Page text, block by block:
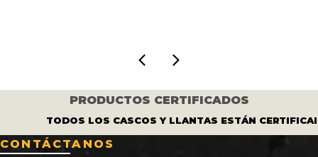
PRODUCTOS CERTIFICADOS
TODOS LOS CASCOS Y LLANTAS ESTÁN
CONTÁCTANOS